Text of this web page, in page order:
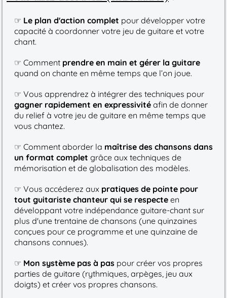
☞ Le plan d'action complet pour développer votre
capacité à coordonner votre jeu de guitare et votre
chant.
☞ Comment prendre en main et gérer la guitare
quand on chante en même temps que l’on joue.
☞ Vous apprendrez à intégrer des techniques pour
gagner rapidement en expressivité afin de donner
du relief à votre jeu de guitare en même temps que
vous chantez.
☞ Comment aborder la maîtrise des chansons dans
un format complet grâce aux techniques de
mémorisation et de globalisation des modèles.
☞ Vous accéderez aux pratiques de pointe pour
tout guitariste chanteur qui se respecte en
développant votre indépendance guitare-chant sur
plus d'une trentaine de chansons (une quinzaines
conçues pour ce programme et une quinzaine de
chansons connues).
☞ Mon système pas à pas pour créer vos propres
parties de guitare (rythmiques, arpèges, jeu aux
doigts) et créer vos propres chansons.